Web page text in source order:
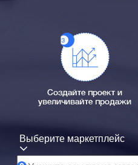
Создайте проект и
увеличивайте продажи
Выберите маркетплейс